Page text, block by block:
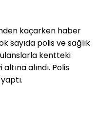
kaçarken haber
sayıda polis ve sağlık
kentteki
alındı. Polis